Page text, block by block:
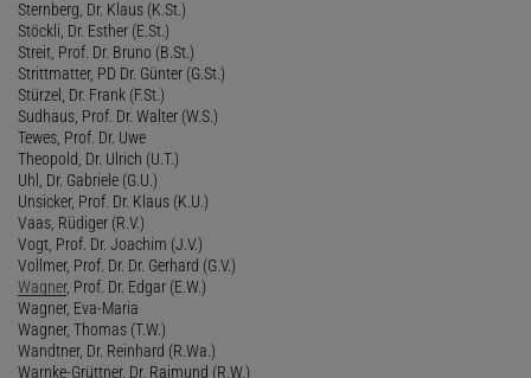
Sternberg, Dr. Klaus (K.St.)
Stöckli, Dr. Esther (E.St.)
Streit, Prof. Dr. Bruno (B.St.)
Strittmatter, PD Dr. Günter (G.St.)
Stürzel, Dr. Frank (F.St.)
Sudhaus, Prof. Dr. Walter (W.S.)
Tewes, Prof. Dr. Uwe
Theopold, Dr. Ulrich (U.T.)
Uhl, Dr. Gabriele (G.U.)
Unsicker, Prof. Dr. Klaus (K.U.)
Vaas, Rüdiger (R.V.)
Vogt, Prof. Dr. Joachim (J.V.)
Vollmer, Prof. Dr. Dr. Gerhard (G.V.)
Wagner, Prof. Dr. Edgar (E.W.)
Wagner, Eva-Maria
Wagner, Thomas (T.W.)
Wandtner, Dr. Reinhard (R.Wa.)
Warnke-Grüttner, Dr. Raimund (R.W.)